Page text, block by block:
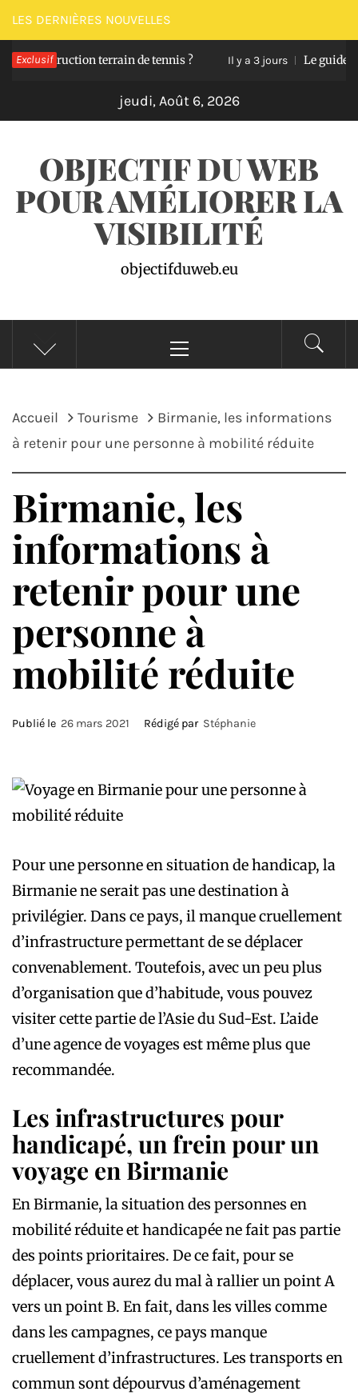
Passer
au
contenu
LES DERNIÈRES NOUVELLES
Exclusifterrain de tennis ? Il y a 3 jours Le guide pour
jeudi, Août 6, 2026
OBJECTIF DU WEB
POUR AMÉLIORER LA
VISIBILITÉ
objectifduweb.eu
principal
Accueil Tourisme
Birmanie, les informations
à retenir pour une personne à mobilité réduite
Birmanie, les
informations à
retenir pour une
personne à
mobilité réduite
Publié le 26 mars 2021 Rédigé par Stéphanie
Pour une personne en situation de handicap, la
Birmanie ne serait pas une destination à
privilégier. Dans ce pays, il manque cruellement
d’infrastructure permettant de se déplacer
convenablement. Toutefois, avec un peu plus
d’organisation que d’habitude, vous pouvez
visiter cette partie de l’Asie du Sud-Est. L’aide
d’une agence de voyages est même plus que
recommandée.
Les infrastructures pour
handicapé, un frein pour un
voyage en Birmanie
En Birmanie, la situation des personnes en
mobilité réduite et handicapée ne fait pas partie
des points prioritaires. De ce fait, pour se
déplacer, vous aurez du mal à rallier un point A
vers un point B. En fait, dans les villes comme
dans les campagnes, ce pays manque
cruellement d’infrastructures. Les transports en
commun sont dépourvus d’aménagement